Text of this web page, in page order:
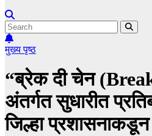
मुख्य पृष्ठ
“ब्रेक दी चेन
अंतर्गत सुधारीत
जिल्हा प्रशासनाकडून